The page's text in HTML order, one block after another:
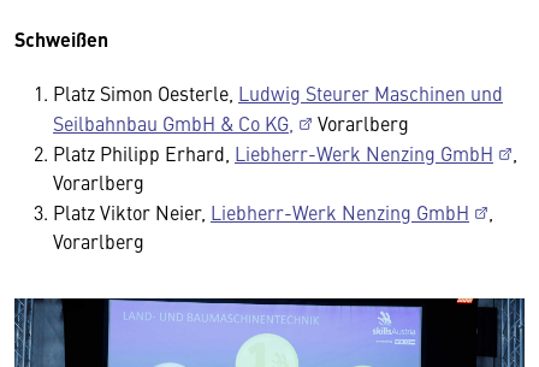
Schweißen
Platz Simon Oesterle, Ludwig Steurer Maschinen und
Seilbahnbau GmbH & Co KG,
Vorarlberg
Platz Philipp Erhard, Liebherr-Werk Nenzing GmbH
Vorarlberg
Platz Viktor Neier, Liebherr-Werk Nenzing GmbH
Vorarlberg